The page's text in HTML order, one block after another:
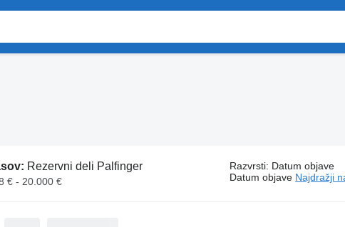
Rezervni deli Palfinger
€ - 20.000 €
Razvrsti: Datum objave
Datum objave Najdražji